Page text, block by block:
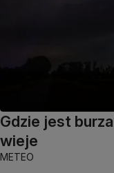
Gdzie jest
wieje
METEO